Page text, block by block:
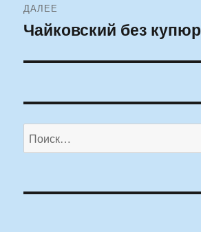
ДАЛЕЕ
Следующая
Чайковский без купюр
Искать: